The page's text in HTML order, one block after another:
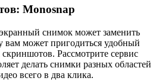
Monosnap
снимок может заменить
вам может пригодиться удобный
Рассмотрите сервис
делать снимки разных областей
всего в два клика.